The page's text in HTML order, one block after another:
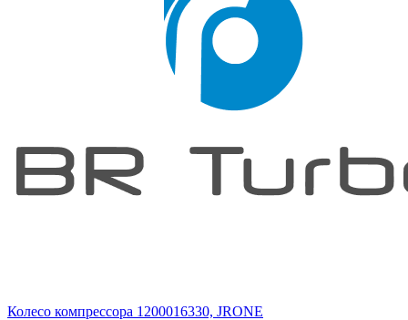
Колесо компрессора 1200016330, JRONE